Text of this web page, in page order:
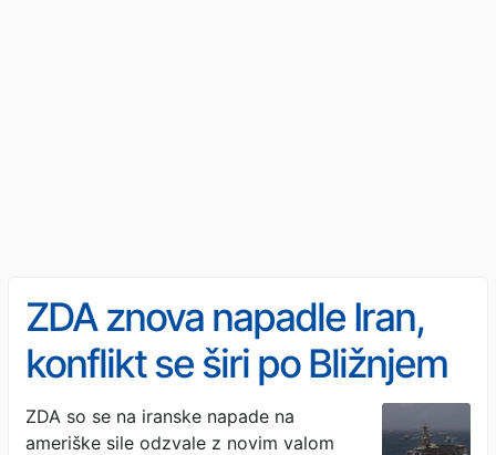
ZDA znova napadle Iran,
konflikt se širi po Bližnjem
vzhodu
ZDA so se na iranske napade na
ameriške sile odzvale z novim valom